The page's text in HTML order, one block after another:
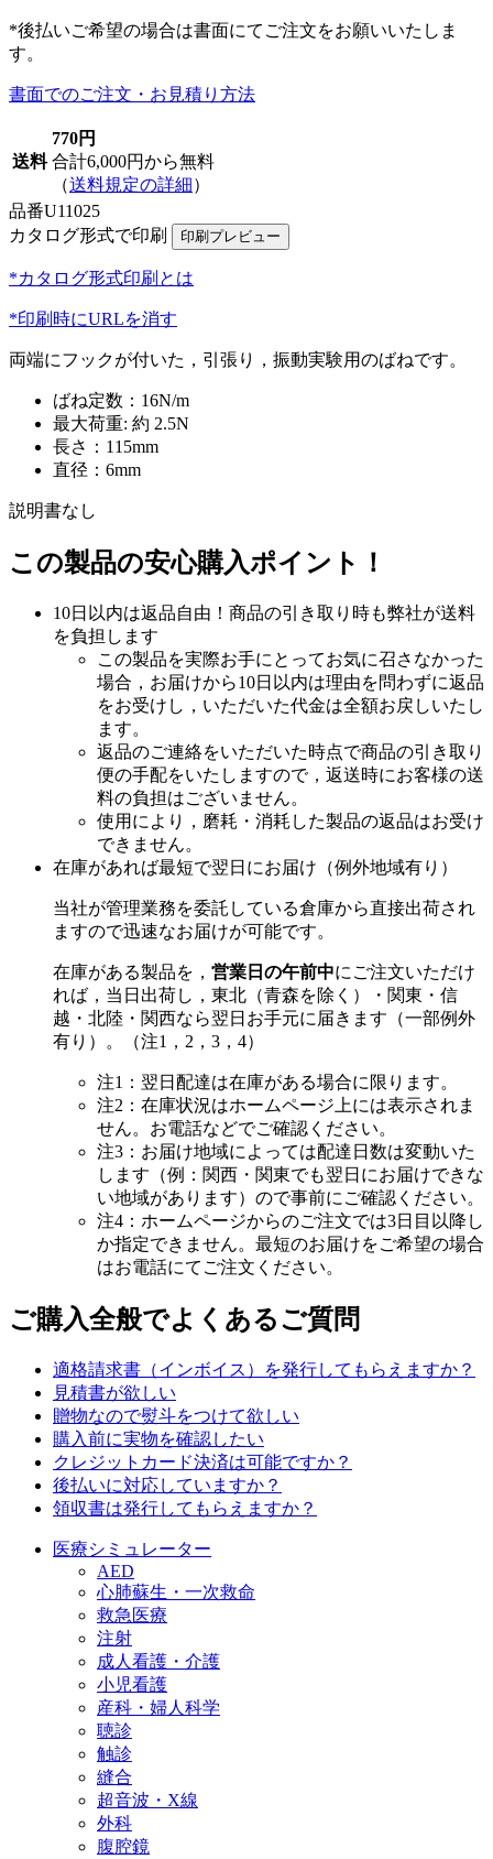
*後払いご希望の場合は書面にてご注文をお願いいたしま
す。
書面でのご注文・お見積り方法
送料
770円
合計6,000円から無料
（送料規定の詳細）
品番U11025
カタログ形式で印刷
*カタログ形式印刷とは
*印刷時にURLを消す
両端にフックが付いた，引張り，振動実験用のばねです。
ばね定数：16N/m
最大荷重: 約 2.5N
長さ：115mm
直径：6mm
説明書なし
この製品の安心購入ポイント！
10日以内は返品自由！商品の引き取り時も弊社が送料
を負担します
この製品を実際お手にとってお気に召さなかった
場合，お届けから10日以内は理由を問わずに返品
をお受けし，いただいた代金は全額お戻しいたし
ます。
返品のご連絡をいただいた時点で商品の引き取り
便の手配をいたしますので，返送時にお客様の送
料の負担はございません。
使用により，磨耗・消耗した製品の返品はお受け
できません。
在庫があれば最短で翌日にお届け（例外地域有り）
当社が管理業務を委託している倉庫から直接出荷され
ますので迅速なお届けが可能です。
在庫がある製品を， 営業日の午前中にご注文いただけ
れば，当日出荷し，東北（青森を除く）・関東・信
越・北陸・関西なら翌日お手元に届きます（一部例外
有り）。（注1，2，3，4）
注1：翌日配達は在庫がある場合に限ります。
注2：在庫状況はホームページ上には表示されま
せん。お電話などでご確認ください。
注3：お届け地域によっては配達日数は変動いた
します（例：関西・関東でも翌日にお届けできな
い地域があります）ので事前にご確認ください。
注4：ホームページからのご注文では3日目以降し
か指定できません。最短のお届けをご希望の場合
はお電話にてご注文ください。
ご購入全般でよくあるご質問
適格請求書（インボイス）を発行してもらえますか？
見積書が欲しい
贈物なので熨斗をつけて欲しい
購入前に実物を確認したい
クレジットカード決済は可能ですか？
後払いに対応していますか？
領収書は発行してもらえますか？
医療シミュレーター
AED
心肺蘇生・一次救命
救急医療
注射
成人看護・介護
小児看護
産科・婦人科学
聴診
触診
縫合
超音波・X線
外科
腹腔鏡